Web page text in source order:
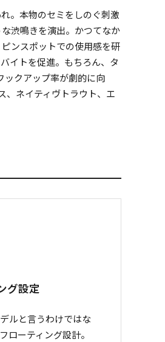
。本物のセミをしのぐ刺激
渋鳴きを演出。かつてなか
ンスポットでの使用感を研
イトを促進。もちろん、タ
ックアップ率が劇的に向
、ネイティヴトラウト、エ
グ設定
ルと言うわけではな
ローティング設計。